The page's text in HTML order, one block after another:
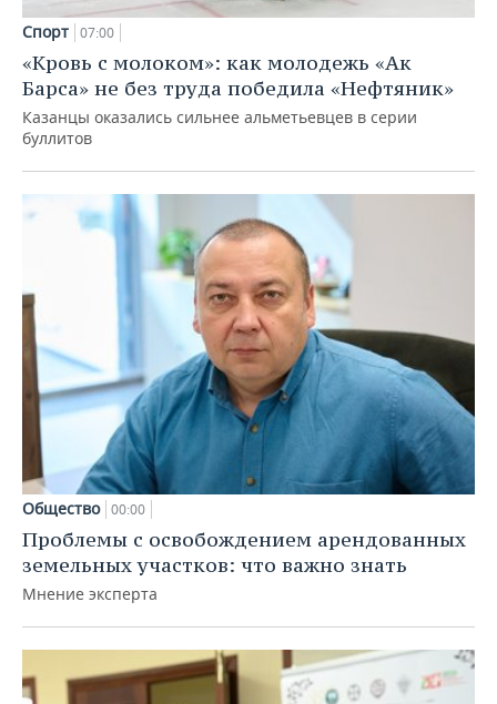
Спорт 07:00
«Кровь с молоком»: как молодежь «Ак
Барса» не без труда победила «Нефтяник»
Казанцы оказались сильнее альметьевцев в серии
буллитов
Общество 00:00
Проблемы с освобождением арендованных
земельных участков: что важно знать
Мнение эксперта